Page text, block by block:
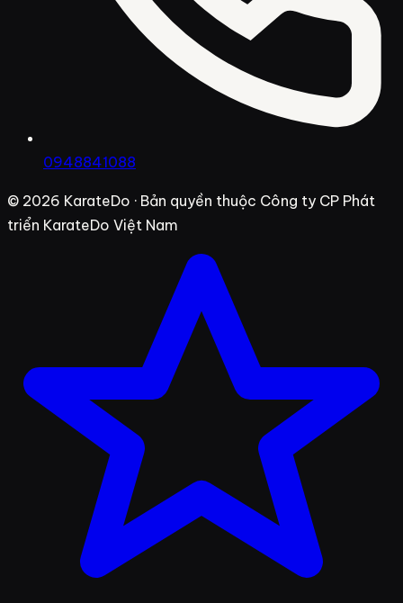
0948841088
© 2026 KarateDo · Bản quyền thuộc Công ty CP Phát
triển KarateDo Việt Nam